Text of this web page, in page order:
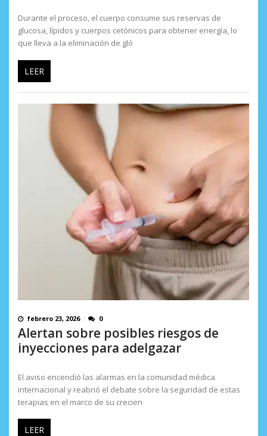
Durante el proceso, el cuerpo consume sus reservas de
glucosa, lípidos y cuerpos cetónicos para obtener energía, lo
que lleva a la eliminación de gló
LEER
febrero 23, 2026 0
Alertan sobre posibles riesgos de
inyecciones para adelgazar
El aviso encendió las alarmas en la comunidad médica
internacional y reabrió el debate sobre la seguridad de estas
terapias en el marco de su crecien
LEER